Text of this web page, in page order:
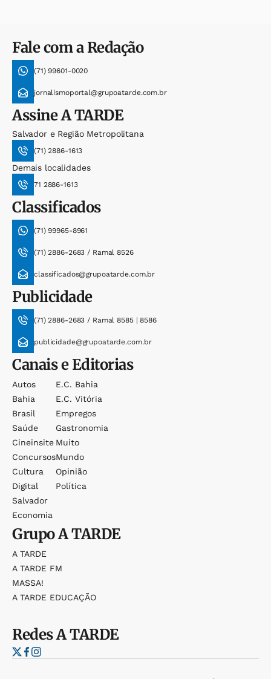
Fale com a Redação
(71) 99601-0020
jornalismoportal@grupoatarde.com.br
AssineA TARDE
Salvador e Região Metropolitana
(71) 2886-1613
Demais localidades
71 2886-1613
Classificados
(71) 99965-8961
(71) 2886-2683 / Ramal 8526
classificados@grupoatarde.com.br
Publicidade
(71) 2886-2683 / Ramal 8585 | 8586
publicidade@grupoatarde.com.br
Canais e Editorias
Autos
Bahia
Brasil
Saúde
Cineinsite
Concursos
Cultura
Digital
Salvador
Economia
E.c. Bahia
E.c. Vitória
Empregos
Gastronomia
Muito
Mundo
Opinião
Política
GrupoA TARDE
A TARDE
A TARDE FM
MASSA!
A TARDE EDUCAÇÃO
RedesA TARDE